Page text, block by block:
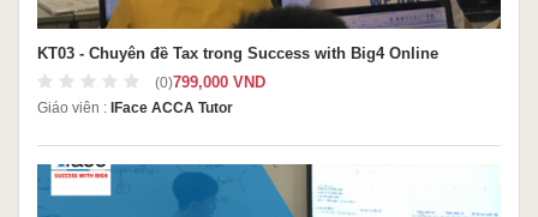
KT03 - Chuyên đề Tax trong Success with Big4 Online
(0)799,000 VND
Giáo viên : IFace ACCA Tutor